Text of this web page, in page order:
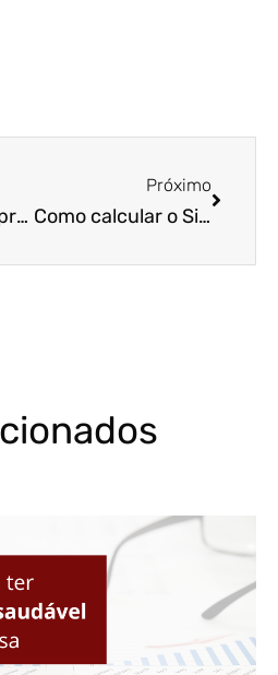
Projeto livra empresas do Simples de pagarem impostos em 2020
Próximo
Como calcular o Simples Nacional 2020?